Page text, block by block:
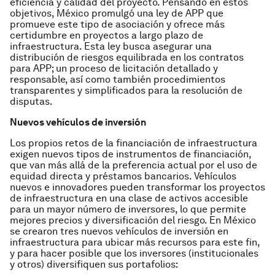
objetivos, México promulgó una ley de APP que
promueve este tipo de asociación y ofrece más
certidumbre en proyectos a largo plazo de
infraestructura. Esta ley busca asegurar una
distribución de riesgos equilibrada en los contratos
para APP; un proceso de licitación detallado y
responsable, así como también procedimientos
transparentes y simplificados para la resolución de
disputas.
Nuevos vehículos de inversión
Los propios retos de la financiación de infraestructura
exigen nuevos tipos de instrumentos de financiación,
que van más allá de la preferencia actual por el uso de
equidad directa y préstamos bancarios. Vehículos
nuevos e innovadores pueden transformar los proyectos
de infraestructura en una clase de activos accesible
para un mayor número de inversores, lo que permite
mejores precios y diversificación del riesgo. En México
se crearon tres nuevos vehículos de inversión en
infraestructura para ubicar más recursos para este fin,
y para hacer posible que los inversores (institucionales
y otros) diversifiquen sus portafolios: